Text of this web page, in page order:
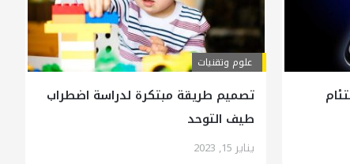
علوم وتقنيات
تصميم طريقة مبتكرة لدراسة اضطراب
طيف التوحد
يناير 15, 2023